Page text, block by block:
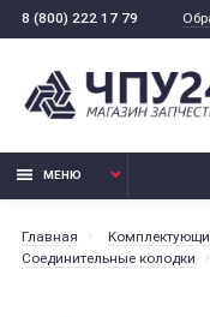
8 (800) 222 17 79
МЕНЮ
Главная
Соединительные колодки